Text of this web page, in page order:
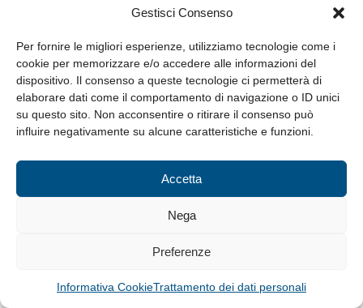
Gestisci Consenso
Per fornire le migliori esperienze, utilizziamo tecnologie come i
cookie per memorizzare e/o accedere alle informazioni del
dispositivo. Il consenso a queste tecnologie ci permetterà di
elaborare dati come il comportamento di navigazione o ID unici
su questo sito. Non acconsentire o ritirare il consenso può
influire negativamente su alcune caratteristiche e funzioni.
Accetta
Nega
Preferenze
Informativa CookieTrattamento dei dati personali
EVENTO – Abitare a Regola
d’Arte 2019: 2ª edizione del
progetto con strumenti
innovativi per il successo del
Special guest Ernesto Sirolli